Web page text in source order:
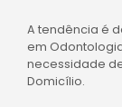
A tendência é
em
necessidade
Domicílio.